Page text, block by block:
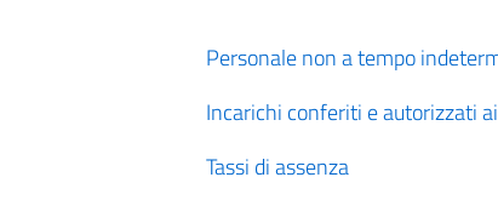
Personale non a tempo
Incarichi conferiti e autorizzati
Tassi di assenza